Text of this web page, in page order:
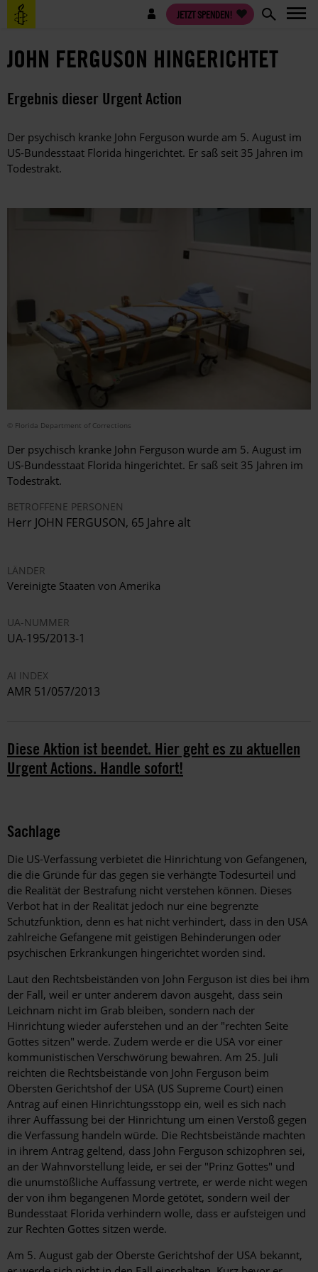
Direkt
zum
Benutzermenü JETZT SPENDEN!
JOHN FERGUSON HINGERICHTET
Ergebnis dieser Urgent Action
Der psychisch kranke John Ferguson wurde am 5. August im
US-Bundesstaat Florida hingerichtet. Er saß seit 35 Jahren im
Todestrakt.
© Florida Department of Corrections
Der psychisch kranke John Ferguson wurde am 5. August im
US-Bundesstaat Florida hingerichtet. Er saß seit 35 Jahren im
Todestrakt.
BETROFFENE PERSONEN
Herr JOHN FERGUSON, 65 Jahre alt
LÄNDER
Vereinigte Staaten von Amerika
UA-NUMMER
UA-195/2013-1
AI INDEX
AMR 51/057/2013
Diese Aktion ist beendet. Hier geht es zu aktuellen
Urgent Actions. Handle sofort!
Sachlage
Die US-Verfassung verbietet die Hinrichtung von Gefangenen,
die die Gründe für das gegen sie verhängte Todesurteil und
die Realität der Bestrafung nicht verstehen können. Dieses
Verbot hat in der Realität jedoch nur eine begrenzte
Schutzfunktion, denn es hat nicht verhindert, dass in den USA
zahlreiche Gefangene mit geistigen Behinderungen oder
psychischen Erkrankungen hingerichtet worden sind.
Laut den Rechtsbeiständen von John Ferguson ist dies bei ihm
der Fall, weil er unter anderem davon ausgeht, dass sein
Leichnam nicht im Grab bleiben, sondern nach der
Hinrichtung wieder auferstehen und an der "rechten Seite
Gottes sitzen" werde. Zudem werde er die USA vor einer
kommunistischen Verschwörung bewahren. Am 25. Juli
reichten die Rechtsbeistände von John Ferguson beim
Obersten Gerichtshof der USA (US Supreme Court) einen
Antrag auf einen Hinrichtungsstopp ein, weil es sich nach
ihrer Auffassung bei der Hinrichtung um einen Verstoß gegen
die Verfassung handeln würde. Die Rechtsbeistände machten
in ihrem Antrag geltend, dass John Ferguson schizophren sei,
an der Wahnvorstellung leide, er sei der "Prinz Gottes" und
die unumstößliche Auffassung vertrete, er werde nicht wegen
der von ihm begangenen Morde getötet, sondern weil der
Bundesstaat Florida verhindern wolle, dass er aufsteigen und
zur Rechten Gottes sitzen werde.
Am 5. August gab der Oberste Gerichtshof der USA bekannt,